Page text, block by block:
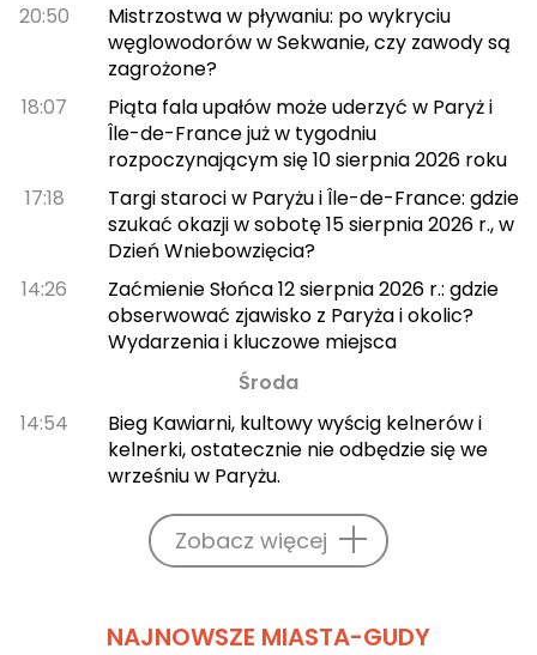
20:50
Mistrzostwa w pływaniu: po wykryciu
węglowodorów w Sekwanie, czy zawody są
zagrożone?
18:07
Piąta fala upałów może uderzyć w Paryż i
Île-de-France już w tygodniu
rozpoczynającym się 10 sierpnia 2026 roku
17:18
Targi staroci w Paryżu i Île-de-France: gdzie
szukać okazji w sobotę 15 sierpnia 2026 r., w
Dzień Wniebowzięcia?
14:26
Zaćmienie Słońca 12 sierpnia 2026 r.: gdzie
obserwować zjawisko z Paryża i okolic?
Wydarzenia i kluczowe miejsca
Środa
14:54
Bieg Kawiarni, kultowy wyścig kelnerów i
kelnerki, ostatecznie nie odbędzie się we
wrześniu w Paryżu.
Zobacz więcej
NAJNOWSZE MIASTA-GUDY